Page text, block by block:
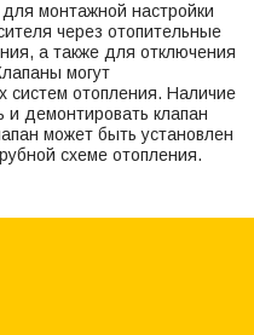
монтажной настройки
через отопительные
а также для отключения
могут
систем отопления. Наличие
и демонтировать клапан
может быть установлен
схеме отопления.